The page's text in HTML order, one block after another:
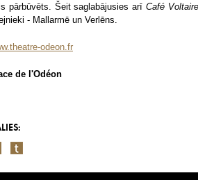
pārbūvēts. Šeit saglabājusies arī Café Voltaire
- Mallarmē un Verlēns.
odeon.fr
de l'Odéon